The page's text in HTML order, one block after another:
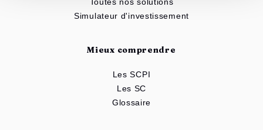
Simulateur d'investissement
Mieux comprendre
Les SCPI
Les SC
Glossaire